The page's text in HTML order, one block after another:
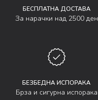
БЕСПЛАТНА ДОСТАВА
За нарачки над 2500 ден
БЕЗБЕДНА ИСПОРАКА
Брза и сигурна испорака